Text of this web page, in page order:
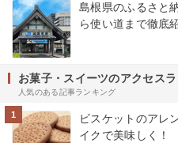
島根県のふるさと
ら使い道まで徹底
お菓子・スイーツのアクセス
人気のある記事ランキング
1
ビスケットのアレ
イクで美味しく！